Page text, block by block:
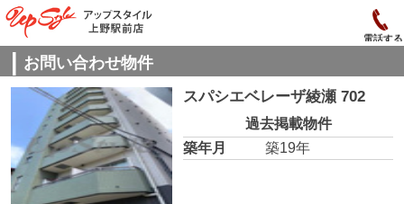
電話する
お問い合わせ物件
スパシエベレーザ綾瀬 702
過去掲載物件
築年月
築19年